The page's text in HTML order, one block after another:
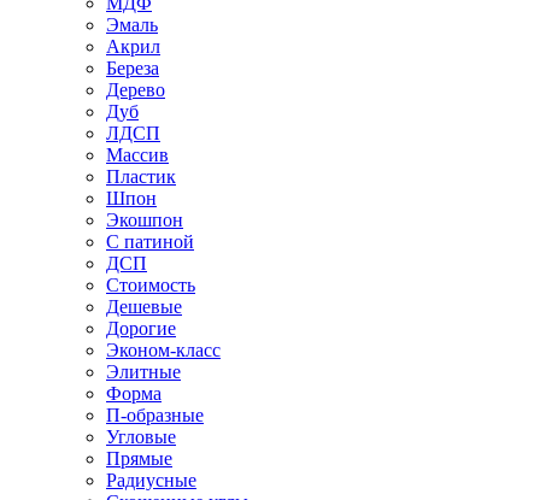
Эмаль
Акрил
Береза
Дерево
Дуб
ЛДСП
Массив
Пластик
Шпон
Экошпон
С патиной
ДСП
Стоимость
Дешевые
Дорогие
Эконом-класс
Элитные
Форма
П-образные
Угловые
Прямые
Радиусные